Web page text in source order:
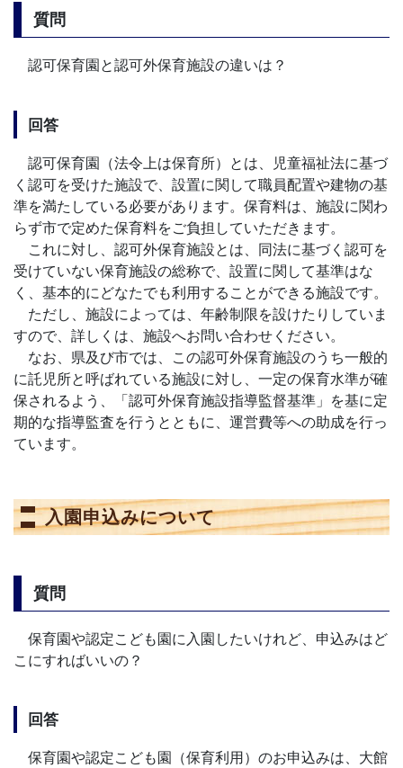
質問
認可保育園と認可外保育施設の違いは？
回答
認可保育園（法令上は保育所）とは、児童福祉法に基づ
く認可を受けた施設で、設置に関して職員配置や建物の基
準を満たしている必要があります。保育料は、施設に関わ
らず市で定めた保育料をご負担していただきます。
これに対し、認可外保育施設とは、同法に基づく認可を
受けていない保育施設の総称で、設置に関して基準はな
く、基本的にどなたでも利用することができる施設です。
ただし、施設によっては、年齢制限を設けたりしていま
すので、詳しくは、施設へお問い合わせください。
なお、県及び市では、この認可外保育施設のうち一般的
に託児所と呼ばれている施設に対し、一定の保育水準が確
保されるよう、「認可外保育施設指導監督基準」を基に定
期的な指導監査を行うとともに、運営費等への助成を行っ
ています。
入園申込みについて
質問
保育園や認定こども園に入園したいけれど、申込みはど
こにすればいいの？
回答
保育園や認定こども園（保育利用）のお申込みは、大館